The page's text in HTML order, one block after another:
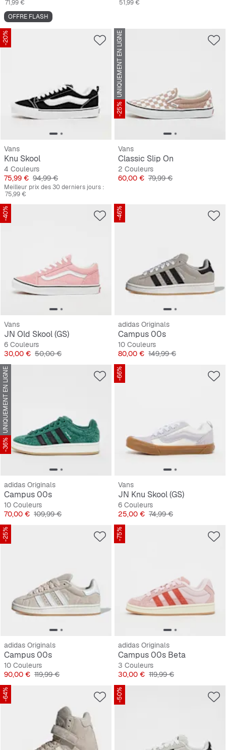
71,99 €
OFFRE FLASH
51,99 €
-20%
Vans
Knu Skool
4 Couleurs
Prix
75,99 € Prix original
94,99 €
Meilleur prix des 30 derniers jours :
75,99 €
UNIQUEMENT EN LIGNE
-25%
Vans
Classic Slip On
2 Couleurs
Prix
60,00 € Prix original
79,99 €
-40%
Vans
JN Old Skool (GS)
6 Couleurs
Prix
30,00 € Prix original
50,00 €
-46%
adidas Originals
Campus 00s
10 Couleurs
Prix
80,00 € Prix original
149,99 €
UNIQUEMENT EN LIGNE
-36%
adidas Originals
Campus 00s
10 Couleurs
Prix
70,00 € Prix original
109,99 €
-66%
Vans
JN Knu Skool (GS)
6 Couleurs
Prix
25,00 € Prix original
74,99 €
-25%
adidas Originals
Campus 00s
10 Couleurs
Prix
90,00 € Prix original
119,99 €
-75%
adidas Originals
Campus 00s Beta
3 Couleurs
Prix
30,00 € Prix original
119,99 €
-64% -50%